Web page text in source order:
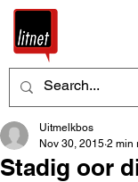
Stadig oor
Uitmelkbos
Nov 30, 2015 2 min